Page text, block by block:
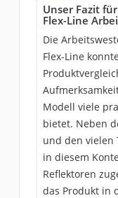
Unser Fazit
Flex-Line
Die
Flex-Line
Modell viele
bietet. Neben
und den vielen
in diesem
Reflektoren
das Produkt in